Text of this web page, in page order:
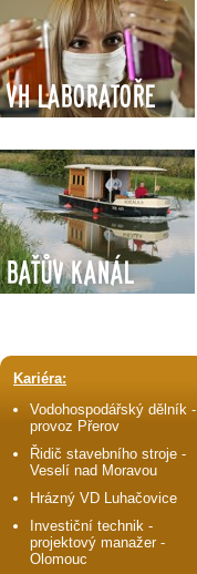
VH Laboratoře
Baťův kanál
Kariéra:
Vodohospodářský dělník -
provoz Přerov
Řidič stavebního stroje -
Veselí nad Moravou
Hrázný VD Luhačovice
Investiční technik -
projektový manažer -
Olomouc